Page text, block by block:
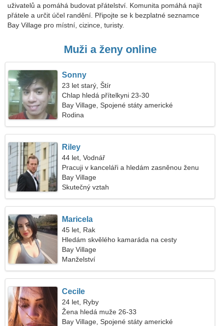
uživatelů a pomáhá budovat přátelství. Komunita pomáhá najít
přátele a určit účel randění. Připojte se k bezplatné seznamce
Bay Village pro místní, cizince, turisty.
Muži a ženy online
Sonny
23 let starý, Štír
Chlap hledá přítelkyni 23-30
Bay Village, Spojené státy americké
Rodina
Riley
44 let, Vodnář
Pracuji v kanceláři a hledám zasněnou ženu
Bay Village
Skutečný vztah
Maricela
45 let, Rak
Hledám skvělého kamaráda na cesty
Bay Village
Manželství
Cecile
24 let, Ryby
Žena hledá muže 26-33
Bay Village, Spojené státy americké